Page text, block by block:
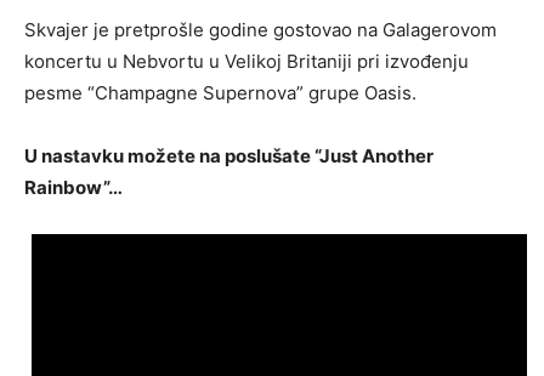
Skvajer je pretprošle godine gostovao na Galagerovom
koncertu u Nebvortu u Velikoj Britaniji pri izvođenju
pesme “Champagne Supernova” grupe Oasis.
U nastavku možete na poslušate “Just Another
Rainbow”…